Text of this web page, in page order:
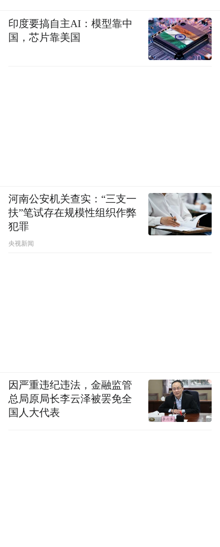
印度要搞自主AI：模型靠中
国，芯片靠美国
河南公安机关查实：“三支一
扶”笔试存在规模性组织作弊
犯罪
央视新闻
因严重违纪违法，金融监管
总局原局长李云泽被罢免全
国人大代表